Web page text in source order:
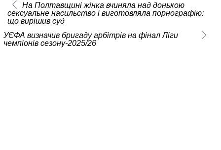
На Полтавщині жінка вчиняла над донькою
сексуальне насильство і виготовляла порнографію:
що вирішив суд
УЄФА визначив бригаду арбітрів на фінал Ліги
чемпіонів сезону-2025/26